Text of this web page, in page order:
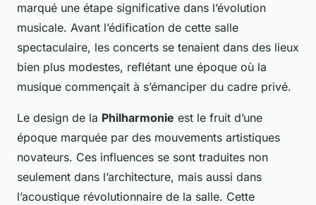
marqué une étape significative dans l’évolution
musicale. Avant l’édification de cette salle
spectaculaire, les concerts se tenaient dans des lieux
bien plus modestes, reflétant une époque où la
musique commençait à s’émanciper du cadre privé.
Le design de la Philharmonie est le fruit d’une
époque marquée par des mouvements artistiques
novateurs. Ces influences se sont traduites non
seulement dans l’architecture, mais aussi dans
l’acoustique révolutionnaire de la salle. Cette